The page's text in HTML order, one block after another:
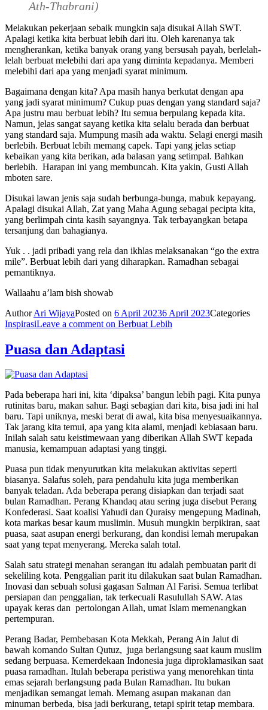
Ath-Thabrani)
Melakukan pekerjaan sebaik mungkin saja disukai Allah SWT.
Apalagi ketika kita berbuat lebih dari itu. Oleh karenanya tak
mengherankan, ketika banyak orang yang bersusah payah, berlelah-
lelah berbuat melebihi dari apa yang diminta kepadanya. Memberi
melebihi dari apa yang menjadi syarat minimum.
Bagaimana dengan kita? Apa masih hanya berkutat dengan apa
yang jadi syarat minimum? Cukup puas dengan yang standard saja?
Apa justru mau berbuat lebih? Itu semua berpulang kepada kita.
Namun, jelas sangat sayang ketika kita selalu berada dan berbuat
yang standard saja. Mumpung masih ada waktu. Selagi energi masih
berlebih. Berbuat lebih memang capek. Tapi yang jelas setiap
kebaikan yang kita berikan, ada balasan yang setimpal. Bahkan
berlebih. Harapan ini yang membuncah. Kita yakin, Gusti Allah
mboten sare.
Disukai lawan jenis saja sudah berbunga-bunga, mabuk kepayang.
Apalagi disukai Allah, Zat yang Maha Agung sebagai pecipta kita,
yang berlimpah cinta kasih sayangnya. Tak terbayangkan betapa
tersanjung dan bahagianya.
Yuk . . jadi pribadi yang rela dan ikhlas melaksanakan “go the extra
mile”. Berbuat lebih dari yang diharapkan. Ramadhan sebagai
pemantiknya.
Wallaahu a’lam bish showab
AuthorAri WijayaPosted on 6 April 20236 April 2023Categories
InspirasiLeave a comment on Berbuat Lebih
Puasa dan Adaptasi
Pada beberapa hari ini, kita ‘dipaksa’ bangun lebih pagi. Kita punya
rutinitas baru, makan sahur. Bagi sebagian dari kita, bisa jadi ini hal
baru. Tapi uniknya, meski berat di awal, kita bisa menyesuaikannya.
Tak jarang kita temui, apa yang kita alami, menjadi kebiasaan baru.
Inilah salah satu keistimewaan yang diberikan Allah SWT kepada
manusia, kemampuan adaptasi yang tinggi.
Puasa pun tidak menyurutkan kita melakukan aktivitas seperti
biasanya. Salafus soleh, para pendahulu kita juga memberikan
banyak teladan. Ada beberapa perang disiapkan dan terjadi saat
bulan Ramadhan. Perang Khandaq atau sering juga disebut Perang
Konfederasi. Saat koalisi Yahudi dan Quraisy mengepung Madinah,
kota markas besar kaum muslimin. Musuh mungkin berpikiran, saat
puasa, saat asupan energi berkurang, dan kondisi lemah merupakan
saat yang tepat menyerang. Mereka salah total.
Salah satu strategi menahan serangan itu adalah pembuatan parit di
sekeliling kota. Penggalian parit itu dilakukan saat bulan Ramadhan.
Inovasi dan sebuah solusi gagasan Salman Al Farisi. Semua terlibat
persiapan dan penggalian, tak terkecuali Rasulullah SAW. Atas
upayak keras dan pertolongan Allah, umat Islam memenangkan
pertempuran.
Perang Badar, Pembebasan Kota Mekkah, Perang Ain Jalut di
bawah komando Sultan Qutuz, juga berlangsung saat kaum muslim
sedang berpuasa. Kemerdekaan Indonesia juga diproklamasikan saat
puasa ramadhan. Itulah beberapa peristiwa yang menorehkan tinta
emas sejarah berlangsung pada Bulan Ramadhan. Itu bukan
menjadikan semangat lemah. Memang asupan makanan dan
minuman berbeda, bisa jadi berkurang, tetapi spirit tetap membara.